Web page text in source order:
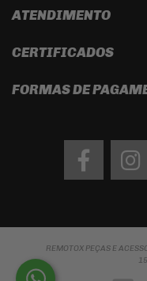
ATENDIMENTO
CERTIFICADOS
FORMAS DE
Facebook
REMOTOX PEÇAS E